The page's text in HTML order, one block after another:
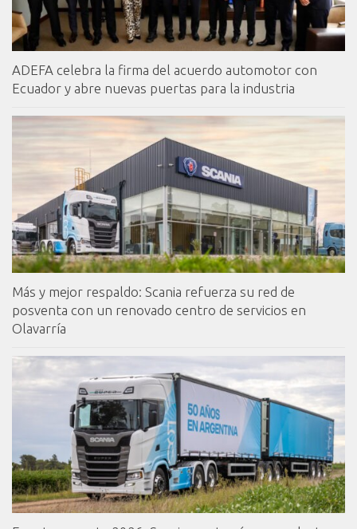
ADEFA celebra la firma del acuerdo automotor con
Ecuador y abre nuevas puertas para la industria
Más y mejor respaldo: Scania refuerza su red de
posventa con un renovado centro de servicios en
Olavarría